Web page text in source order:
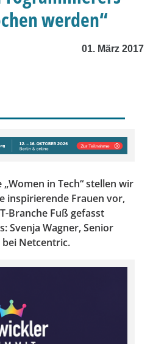
werden“
01. März 2017
in Tech“ stellen wir
inspirierende Frauen vor,
Branche Fuß gefasst
Svenja Wagner, Senior
Netcentric.